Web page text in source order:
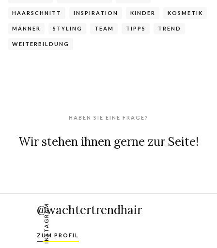
HAARSCHNITT INSPIRATION KINDER KOSMETIK
MÄNNER STYLING TEAM TIPPS TREND
WEITERBILDUNG
HABEN SIE EINE FRAGE?
Wir stehen ihnen gerne zur Seite!
@wachtertrendhair
ZUM PROFIL
INSTAGRAM